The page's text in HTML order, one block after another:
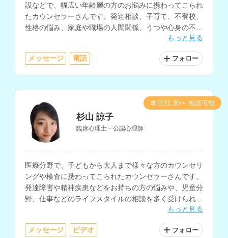
設などで、幅広い年齢層の方のお悩みに携わってこられ
たカウンセラーさんです。発達相談、子育て、不登校、
性格の悩み、家庭や職場の人間関係、うつや心身の不
調、自己理解や生きにくさ等に関する相談を多く経験さ
もっと見る
メッセージ 電話 フォロー
杉山 諒子
臨床心理士・公認心理師
医療分野で、子どもから大人まで様々な方のカウンセリ
ングや検査に携わってこられたカウンセラーさんです。
発達障害や精神疾患などをお持ちの方の悩みや、児童分
野、仕事などのライフスタイルの相談を多く受けられて
もっと見る
メッセージ ビデオ フォロー
本日21:30〜 相談可能